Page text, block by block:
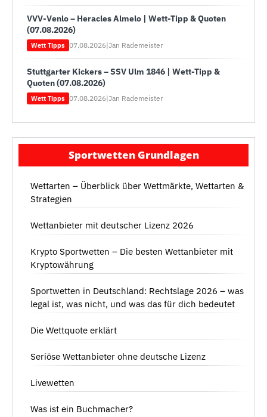
VVV-Venlo – Heracles Almelo | Wett-Tipp & Quoten
(07.08.2026)
Wett Tipps 07.08.2026|Jan Rademeister
Stuttgarter Kickers – SSV Ulm 1846 | Wett-Tipp &
Quoten (07.08.2026)
Wett Tipps 07.08.2026|Jan Rademeister
Sportwetten Grundlagen
Wettarten – Überblick über Wettmärkte, Wettarten &
Strategien
Wettanbieter mit deutscher Lizenz 2026
Krypto Sportwetten – Die besten Wettanbieter mit
Kryptowährung
Sportwetten in Deutschland: Rechtslage 2026 – was
legal ist, was nicht, und was das für dich bedeutet
Die Wettquote erklärt
Seriöse Wettanbieter ohne deutsche Lizenz
Livewetten
Was ist ein Buchmacher?